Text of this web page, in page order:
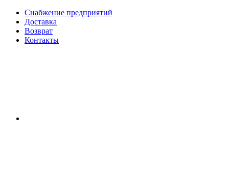
Снабжение предприятий
Доставка
Возврат
Контакты